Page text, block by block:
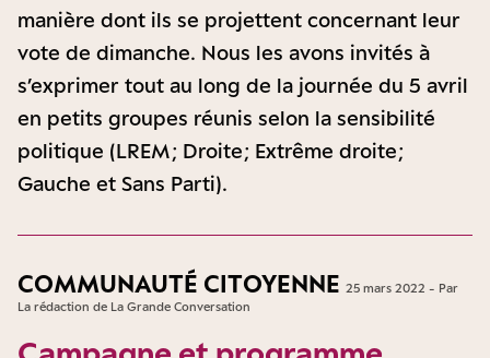
manière dont ils se projettent concernant leur
vote de dimanche. Nous les avons invités à
s’exprimer tout au long de la journée du 5 avril
en petits groupes réunis selon la sensibilité
politique (LREM ; Droite ; Extrême droite ;
Gauche et Sans Parti).
COMMUNAUTÉ CITOYENNE 25 mars 2022 - Par
La rédaction de La Grande Conversation